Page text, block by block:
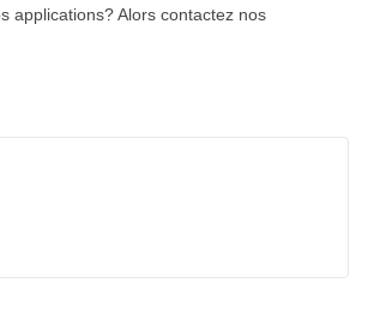
applications? Alors contactez nos